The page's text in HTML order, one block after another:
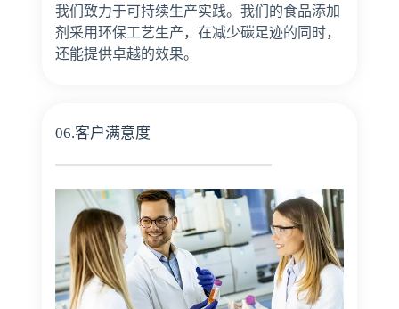
我们致力于可持续生产实践。我们的食品添加
剂采用环保工艺生产，在减少碳足迹的同时，
还能提供卓越的效果。
06.客户满意度